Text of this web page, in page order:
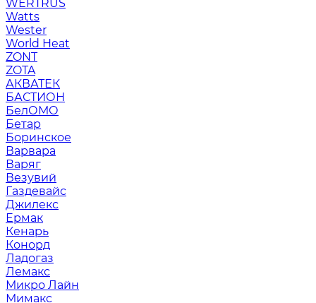
WERTRUS
Watts
Wester
World Heat
ZONT
ZOTA
АКВАТЕК
БАСТИОН
БелОМО
Бетар
Боринское
Варвара
Варяг
Везувий
Газдевайс
Джилекс
Ермак
Кенарь
Конорд
Ладогаз
Лемакс
Микро Лайн
Мимакс